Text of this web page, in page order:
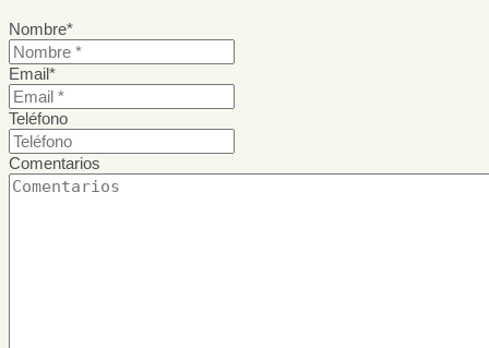
Nombre*
Email*
Teléfono
Comentarios